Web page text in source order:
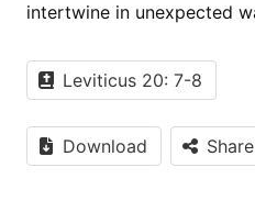
intertwine in unexpected
Leviticus 20: 7-8
Download Share